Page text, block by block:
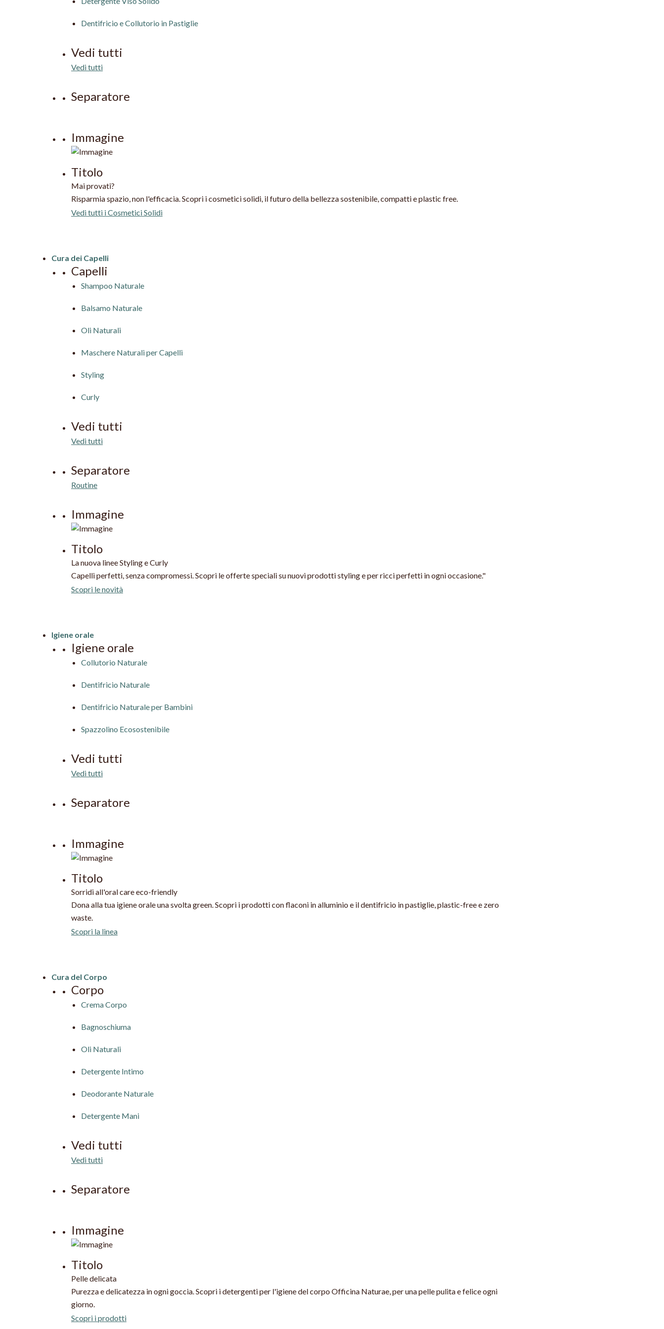
Dentifricio e Collutorio in Pastiglie
Vedi tutti
Vedi tutti
Separatore
Immagine
Titolo
Mai provati?
Risparmia spazio, non l'efficacia. Scopri i cosmetici solidi, il futuro della bellezza sostenibile, compatti e plastic free.
Vedi tutti i Cosmetici Solidi
Cura dei Capelli
Capelli
Shampoo Naturale
Balsamo Naturale
Oli Naturali
Maschere Naturali per Capelli
Styling
Curly
Vedi tutti
Vedi tutti
Separatore
Routine
Immagine
Titolo
La nuova linee Styling e Curly
Capelli perfetti, senza compromessi. Scopri le offerte speciali su nuovi prodotti styling e per ricci perfetti in ogni occasione."
Scopri le novità
Igiene orale
Igiene orale
Collutorio Naturale
Dentifricio Naturale
Dentifricio Naturale per Bambini
Spazzolino Ecosostenibile
Vedi tutti
Vedi tutti
Separatore
Immagine
Titolo
Sorridi all'oral care eco-friendly
Dona alla tua igiene orale una svolta green. Scopri i prodotti con flaconi in alluminio e il dentifricio in pastiglie, plastic-free e zero
waste.
Scopri la linea
Cura del Corpo
Corpo
Crema Corpo
Bagnoschiuma
Oli Naturali
Detergente Intimo
Deodorante Naturale
Detergente Mani
Vedi tutti
Vedi tutti
Separatore
Immagine
Titolo
Pelle delicata
Purezza e delicatezza in ogni goccia. Scopri i detergenti per l'igiene del corpo Officina Naturae, per una pelle pulita e felice ogni
giorno.
Scopri i prodotti